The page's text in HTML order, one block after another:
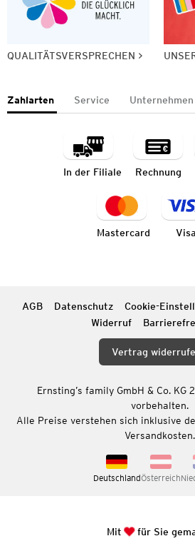
QUALITÄTSVERSPRECHEN
Zahlarten Service Unternehmen
In der Filiale Rechnung
Mastercard Visa
AGB Datenschutz Cookie-
Widerruf
Vertrag
Ernsting’s family GmbH & Co.
vorbehalten.
Alle Preise verstehen sich inklusive
Versandkosten.
DeutschlandÖsterreich
Mit für Sie